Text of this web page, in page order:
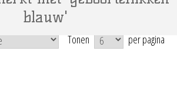
blauw'
Tonen per pagina